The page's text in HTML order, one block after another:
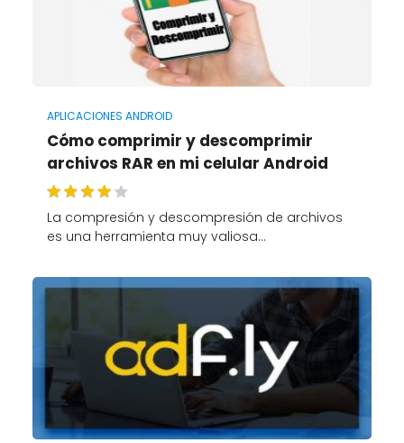
APLICACIONES ANDROID
Cómo comprimir y descomprimir
archivos RAR en mi celular Android
La compresión y descompresión de archivos
es una herramienta muy valiosa…